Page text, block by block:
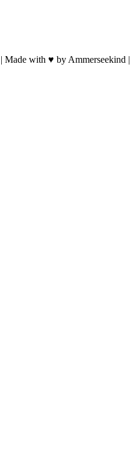
| Made with ♥ by Ammerseekind |